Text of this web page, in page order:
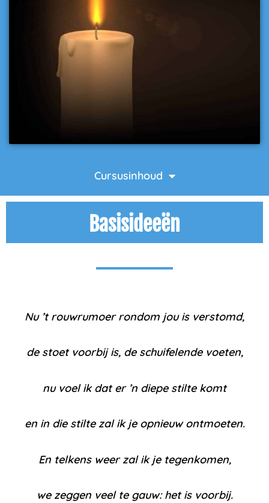
Cursusinhoud
Basisideeën
Nu ’t rouwrumoer rondom jou is verstomd,
de stoet voorbij is, de schuifelende voeten,
nu voel ik dat er ’n diepe stilte komt
en in die stilte zal ik je opnieuw ontmoeten.
En telkens weer zal ik je tegenkomen,
we zeggen veel te gauw: het is voorbij.